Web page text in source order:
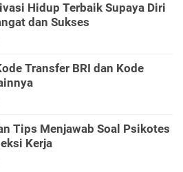
Hidup Terbaik Supaya Diri
dan Sukses
Transfer BRI dan Kode
Tips Menjawab Soal Psikotes
Kerja